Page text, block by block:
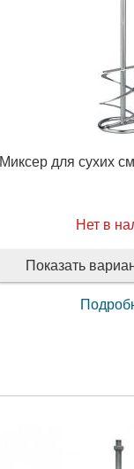
Миксер для сухих
Нет в
Показать